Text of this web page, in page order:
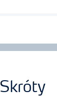
Skróty